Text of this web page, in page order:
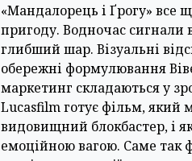
«Мандалорець і Ґрогу» все
пригоду. Водночас сигнали
глибший шар. Візуальні
обережні формулювання
маркетинг складаються у
Lucasfilm готує фільм, який
видовищний блокбастер, і
емоційною вагою. Саме так